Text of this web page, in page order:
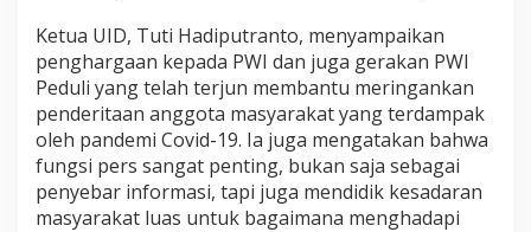
Ketua UID, Tuti Hadiputranto, menyampaikan
penghargaan kepada PWI dan juga gerakan PWI
Peduli yang telah terjun membantu meringankan
penderitaan anggota masyarakat yang terdampak
oleh pandemi Covid-19. Ia juga mengatakan bahwa
fungsi pers sangat penting, bukan saja sebagai
penyebar informasi, tapi juga mendidik kesadaran
masyarakat luas untuk bagaimana menghadapi